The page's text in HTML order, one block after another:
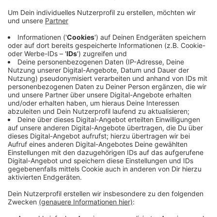
selbst in Sicherheit gebracht. Feuerwehrleute sind
mit Atemschutzgeräten in das Gebäude gegangen
und haben verhindern können, dass sich die
Flammen weiter ausbreiten. Der Rettungsdienst
hat die Bewohnerinnen und Bewohner vor Ort
untersucht, ins Krankenhaus musste aber
niemand. Nach dem Einsatz konnten alle wieder
zurück in ihre Wohnungen. Die Schwelmer Straße
war wegen des Einsatzes für etwa eine Stunde
komplett gesperrt.
Veröffentlicht:Samstag, 30.05.2026 09:54
Anzeige